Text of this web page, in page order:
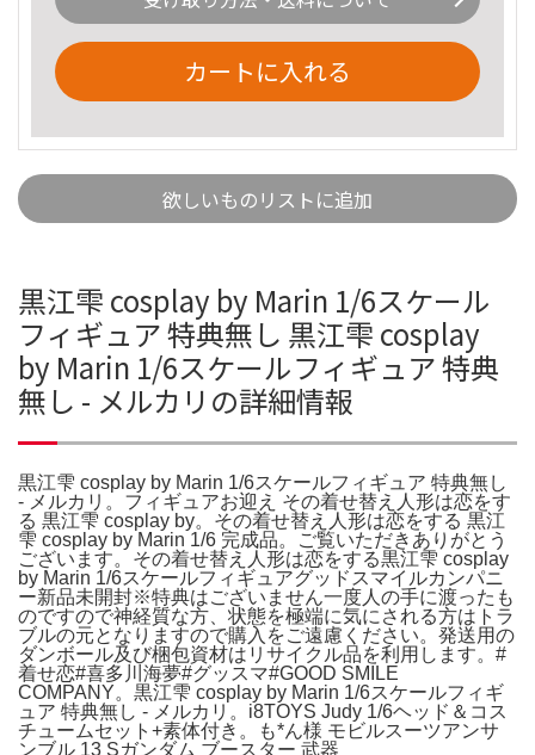
カートに入れる
欲しいものリストに追加
黒江雫 cosplay by Marin 1/6スケール
フィギュア 特典無し 黒江雫 cosplay
by Marin 1/6スケールフィギュア 特典
無し - メルカリの詳細情報
黒江雫 cosplay by Marin 1/6スケールフィギュア 特典無し
- メルカリ。フィギュアお迎え その着せ替え人形は恋をす
る 黒江雫 cosplay by。その着せ替え人形は恋をする 黒江
雫 cosplay by Marin 1/6 完成品。ご覧いただきありがとう
ございます。その着せ替え人形は恋をする黒江雫 cosplay
by Marin 1/6スケールフィギュアグッドスマイルカンパニ
ー新品未開封※特典はございません一度人の手に渡ったも
のですので神経質な方、状態を極端に気にされる方はトラ
ブルの元となりますので購入をご遠慮ください。発送用の
ダンボール及び梱包資材はリサイクル品を利用します。#
着せ恋#喜多川海夢#グッスマ#GOOD SMILE
COMPANY。黒江雫 cosplay by Marin 1/6スケールフィギ
ュア 特典無し - メルカリ。i8TOYS Judy 1/6ヘッド＆コス
チュームセット+素体付き。も*ん様 モビルスーツアンサ
ンブル 13 Sガンダム ブースター 武器